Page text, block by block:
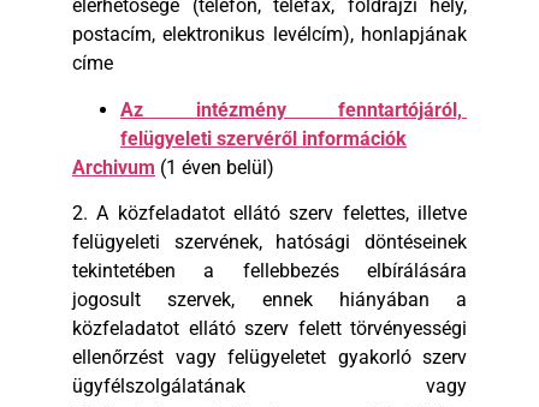
elérhetősége (telefon, telefax, földrajzi hely,
postacím, elektronikus levélcím), honlapjának
címe
Az intézmény fenntartójáról,
felügyeleti szervéről információk
Archivum (1 éven belül)
2. A közfeladatot ellátó szerv felettes, illetve
felügyeleti szervének, hatósági döntéseinek
tekintetében a fellebbezés elbírálására
jogosult szervek, ennek hiányában a
közfeladatot ellátó szerv felett törvényességi
ellenőrzést vagy felügyeletet gyakorló szerv
ügyfélszolgálatának vagy